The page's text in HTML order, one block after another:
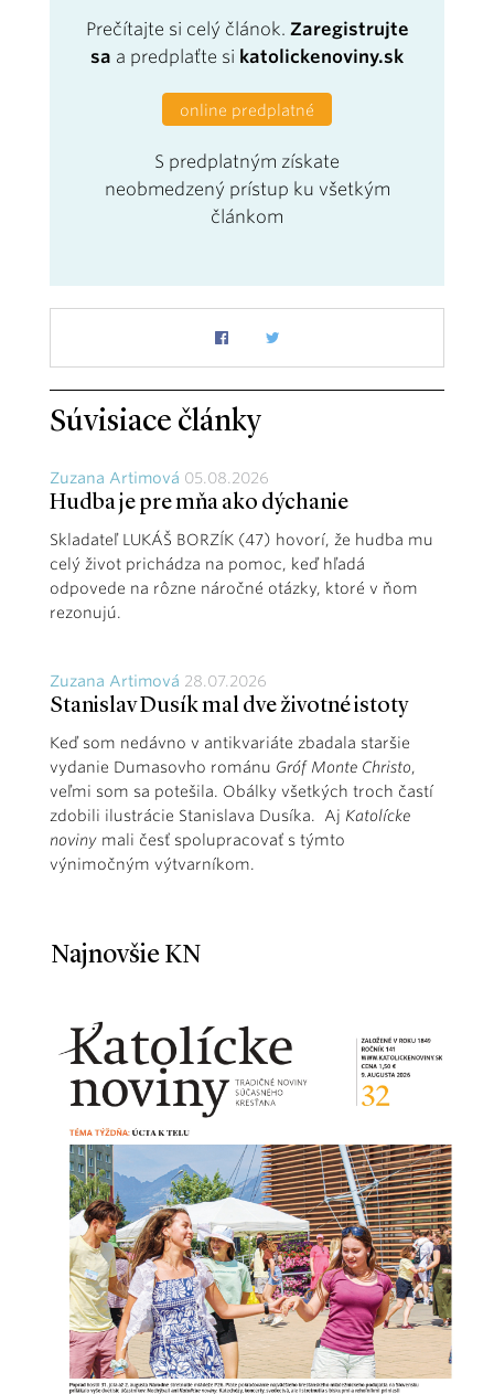
Prečítajte si celý článok. Zaregistrujte
sa a predplaťte si katolickenoviny.sk
online predplatné
S predplatným získate
neobmedzený prístup ku všetkým
článkom
Súvisiace články
Zuzana Artimová 05.08.2026
Hudba je pre mňa ako dýchanie
Skladateľ LUKÁŠ BORZÍK (47) hovorí, že hudba mu
celý život prichádza na pomoc, keď hľadá
odpovede na rôzne náročné otázky, ktoré v ňom
rezonujú.
Zuzana Artimová 28.07.2026
Stanislav Dusík mal dve životné istoty
Keď som nedávno v antikvariáte zbadala staršie
vydanie Dumasovho románu Gróf Monte Christo,
veľmi som sa potešila. Obálky všetkých troch častí
zdobili ilustrácie Stanislava Dusíka. Aj Katolícke
noviny mali česť spolupracovať s týmto
výnimočným výtvarníkom.
Najnovšie KN